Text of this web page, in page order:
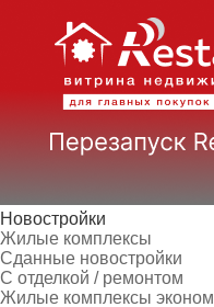
Новостройки
Жилые комплексы
Сданные новостройки
С отделкой / ремонтом
Жилые комплексы эконом